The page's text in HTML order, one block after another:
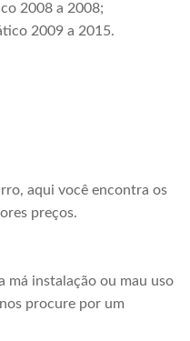
2008 a 2008;
2009 a 2015.
aqui você encontra os
preços.
má instalação ou mau uso
procure por um